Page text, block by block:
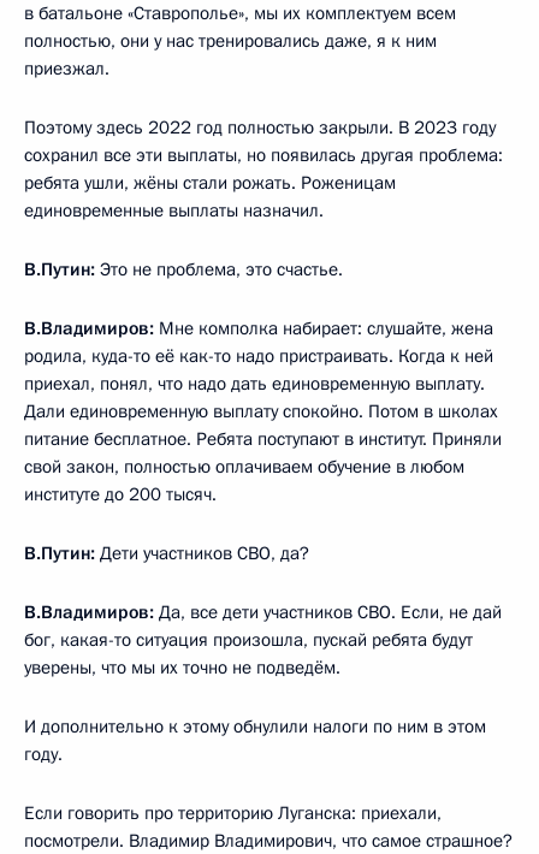
в батальоне «Ставрополье», мы их комплектуем всем
полностью, они у нас тренировались даже, я к ним
приезжал.
Поэтому здесь 2022 год полностью закрыли. В 2023 году
сохранил все эти выплаты, но появилась другая проблема:
ребята ушли, жёны стали рожать. Роженицам
единовременные выплаты назначил.
В.Путин: Это не проблема, это счастье.
В.Владимиров: Мне комполка набирает: слушайте, жена
родила, куда-то её как-то надо пристраивать. Когда к ней
приехал, понял, что надо дать единовременную выплату.
Дали единовременную выплату спокойно. Потом в школах
питание бесплатное. Ребята поступают в институт. Приняли
свой закон, полностью оплачиваем обучение в любом
институте до 200 тысяч.
В.Путин: Дети участников СВО, да?
В.Владимиров: Да, все дети участников СВО. Если, не дай
бог, какая-то ситуация произошла, пускай ребята будут
уверены, что мы их точно не подведём.
И дополнительно к этому обнулили налоги по ним в этом
году.
Если говорить про территорию Луганска: приехали,
посмотрели. Владимир Владимирович, что самое страшное?